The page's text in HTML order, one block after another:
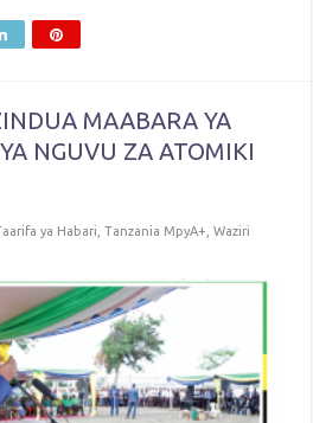
MAABARA YA
NGUVU ZA ATOMIKI
ya Habari ,Tanzania MpyA+ ,Waziri